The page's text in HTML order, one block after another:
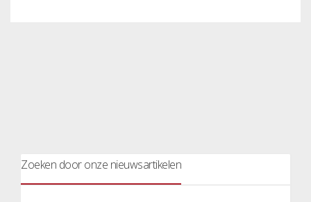
Zoeken door onze nieuwsartikelen